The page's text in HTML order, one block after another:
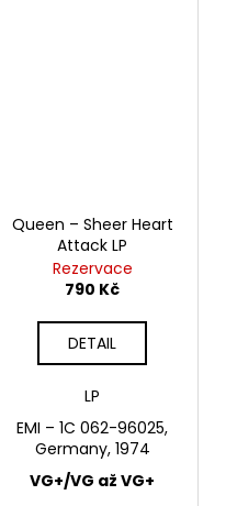
Queen – Sheer Heart
Attack LP
Rezervace
790 Kč
DETAIL
LP
EMI ‎– 1C 062-96025,
Germany, 1974
VG+/VG až VG+